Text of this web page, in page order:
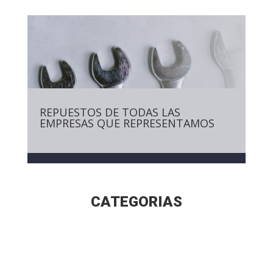
REPUESTOS DE TODAS LAS
EMPRESAS QUE REPRESENTAMOS
CATEGORIAS